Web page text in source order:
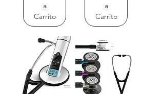
a
Carrito
a
Carrito